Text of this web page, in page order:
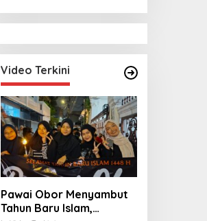
Video Terkini
Pawai Obor Menyambut
Tahun Baru Islam,